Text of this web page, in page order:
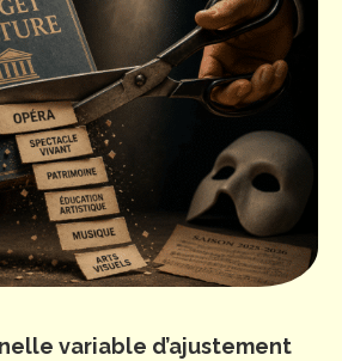
variable d’ajustement